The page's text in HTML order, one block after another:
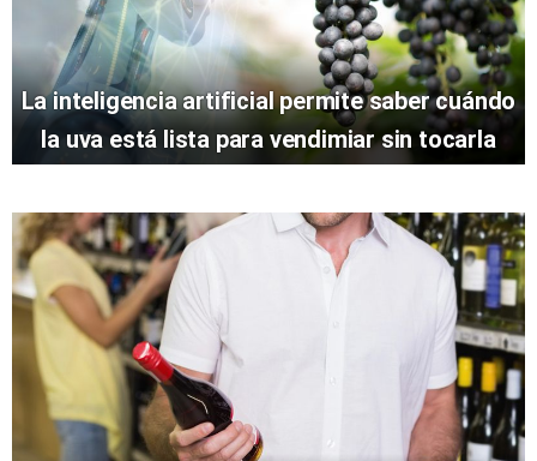
La inteligencia artificial permite saber cuándo
la uva está lista para vendimiar sin tocarla